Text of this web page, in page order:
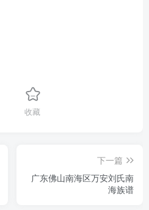
收藏
下一篇
广东佛山南海区万安刘氏南
海族谱